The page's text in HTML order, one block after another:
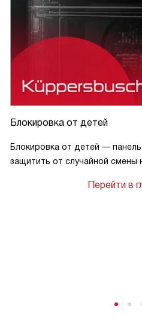
Блокировка от детей
Блокировка от детей —
защитить от случайной смены
Перейти в